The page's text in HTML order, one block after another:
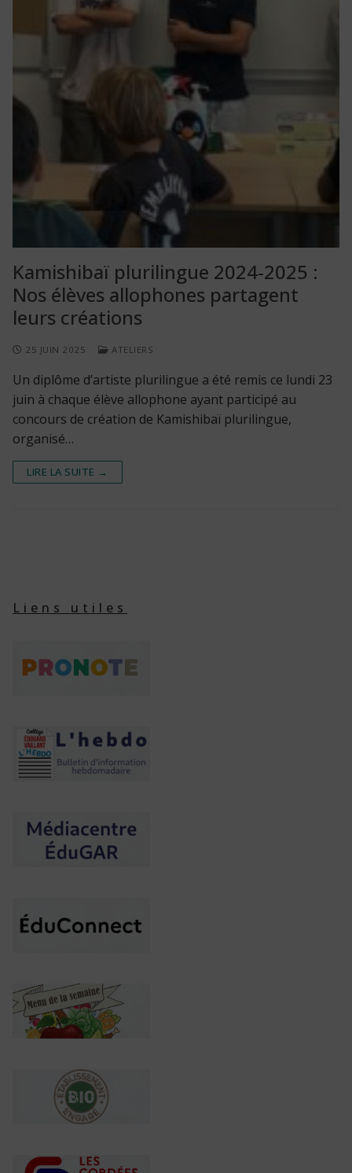
Kamishibaï plurilingue 2024-2025 :
Nos élèves allophones partagent
leurs créations
25 JUIN 2025 ATELIERS
Un diplôme d’artiste plurilingue a été remis ce lundi 23
juin à chaque élève allophone ayant participé au
concours de création de Kamishibaï plurilingue,
organisé…
LIRE LA SUITE →
Liens utiles